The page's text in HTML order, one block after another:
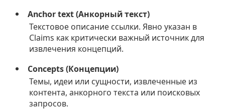
Anchor text (Анкорный текст)
Текстовое описание ссылки. Явно указан в
Claims как критически важный источник для
извлечения концепций.
Concepts (Концепции)
Темы, идеи или сущности, извлеченные из
контента, анкорного текста или поисковых
запросов.